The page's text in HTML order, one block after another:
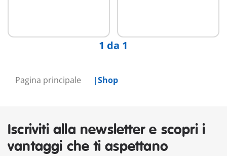
Pagina principale Shop
1 da 1
Iscriviti alla newsletter e scopri i
vantaggi che ti aspettano